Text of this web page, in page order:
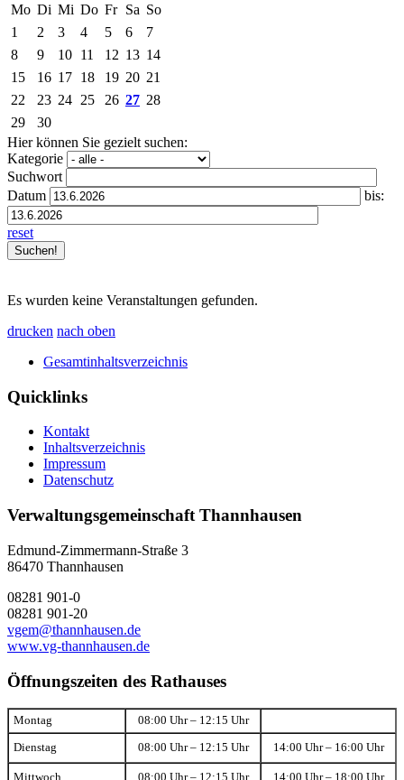
Mo Di Mi Do Fr Sa So
1
2 3 4 5 6
7
8
9 10 11 12 13 14
15
16 17 18 19 20 21
22
23 24 25 26 27 28
29
30
Hier können Sie gezielt suchen:
Kategorie
Suchwort
Datum
bis:
reset
Es wurden keine Veranstaltungen gefunden.
drucken nach oben
Gesamtinhaltsverzeichnis
Quicklinks
Kontakt
Inhaltsverzeichnis
Impressum
Datenschutz
Verwaltungsgemeinschaft Thannhausen
Edmund-Zimmermann-Straße 3
86470 Thannhausen
08281 901-0
08281 901-20
vgem@thannhausen.de
www.vg-thannhausen.de
Öffnungszeiten des Rathauses
Montag 08:00 Uhr – 12:15 Uhr
Dienstag 08:00 Uhr – 12:15 Uhr 14:00 Uhr – 16:00 Uhr